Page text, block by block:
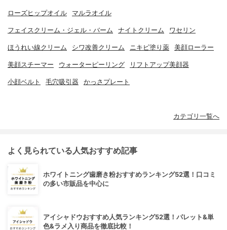
ローズヒップオイル マルラオイル
フェイスクリーム・ジェル・バーム ナイトクリーム ワセリン
ほうれい線クリーム シワ改善クリーム ニキビ塗り薬 美顔ローラー
美顔スチーマー ウォーターピーリング リフトアップ美顔器
小顔ベルト 毛穴吸引器 かっさプレート
カテゴリ一覧へ
よく見られている人気おすすめ記事
ホワイトニング歯磨き粉おすすめランキング52選！口コミ
の多い市販品を中心に
アイシャドウおすすめ人気ランキング52選！パレット&単
色&ラメ入り商品を徹底比較！